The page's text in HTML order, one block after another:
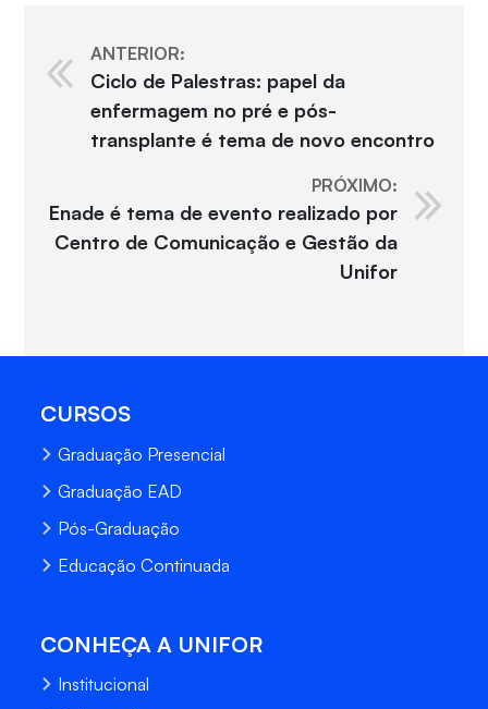
ANTERIOR:
Ciclo de Palestras: papel da
enfermagem no pré e pós-
transplante é tema de novo encontro
PRÓXIMO:
Enade é tema de evento realizado por
Centro de Comunicação e Gestão da
Unifor
CURSOS
Graduação Presencial
Graduação EAD
Pós-Graduação
Educação Continuada
CONHEÇA A UNIFOR
Institucional